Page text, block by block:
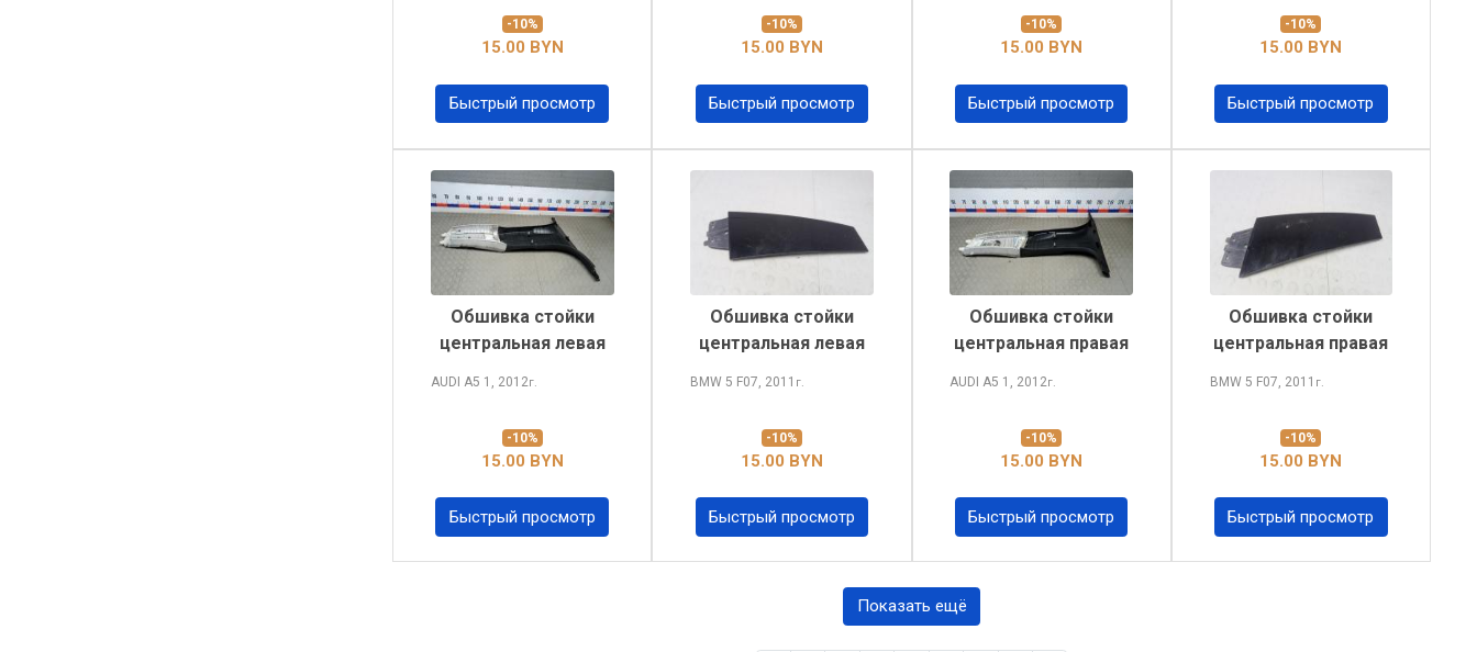
-10%
15.00 BYN
Быстрый просмотр
-10%
15.00 BYN
Быстрый просмотр
-10%
15.00 BYN
Быстрый просмотр
-10%
15.00 BYN
Быстрый просмотр
Обшивка стойки
центральная левая
AUDI A5 1, 2012г.
-10%
15.00 BYN
Быстрый просмотр
Обшивка стойки
центральная левая
BMW 5 F07, 2011 г.
-10%
15.00 BYN
Быстрый просмотр
Обшивка стойки
центральная правая
AUDI A5 1, 2012г.
-10%
15.00 BYN
Быстрый просмотр
Обшивка стойки
центральная правая
BMW 5 F07, 2011 г.
-10%
15.00 BYN
Быстрый просмотр
Показать ещё